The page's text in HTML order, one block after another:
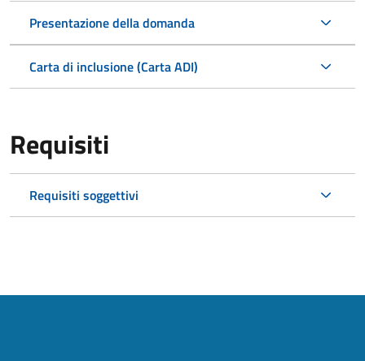
Presentazione della domanda
Carta di inclusione (Carta ADI)
Requisiti
Requisiti soggettivi